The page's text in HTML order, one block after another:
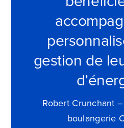
pers
gestion de
Robert Crunchant –
boulangerie